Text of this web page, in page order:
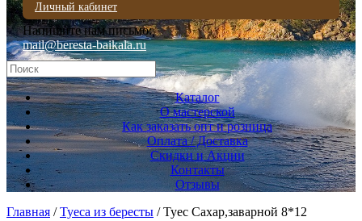
Личный кабинет
Напишите нам письмо:
mail@beresta-baikala.ru
Каталог
О мастерской
Как заказать опт и розница
Оплата / Доставка
Скидки и Акции
Контакты
Отзывы
Главная /Туеса из бересты / Туес Сахар,заварной 8*12